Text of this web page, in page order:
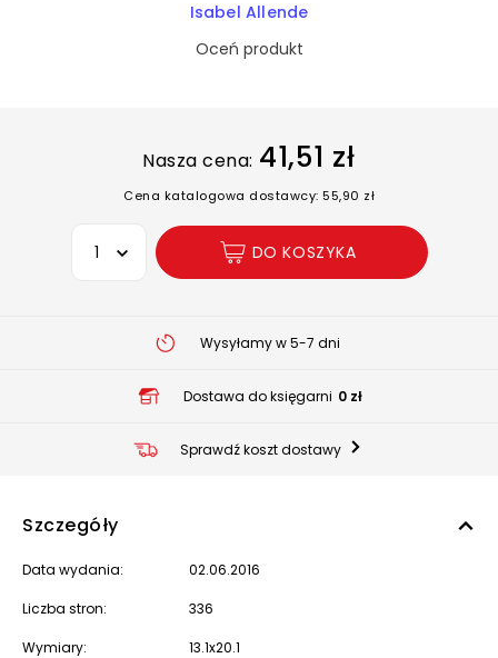
Isabel Allende
Oceń produkt
Nasza cena: 41,51 zł
Cena katalogowa dostawcy: 55,90 zł
Wybierz opcję
DO KOSZYKA
Wysyłamy w 5-7 dni
Dostawa do księgarni 0 zł
Sprawdź koszt dostawy
Szczegóły
Data wydania: 02.06.2016
Liczba stron: 336
Wymiary: 13.1x20.1